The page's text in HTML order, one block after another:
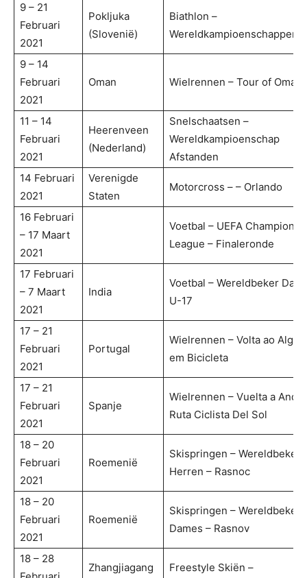
9 – 21
Februari
2021
Pokljuka
(Slovenië)
Biathlon –
Wereldkampioenschappen
9 – 14
Februari
2021
Oman Wielrennen – Tour of Oman
11 – 14
Februari
2021
Heerenveen
(Nederland)
Snelschaatsen –
Wereldkampioenschap
Afstanden
14 Februari
2021
Verenigde
Staten
Motorcross – – Orlando
16 Februari
– 17 Maart
2021
Voetbal – UEFA Champions
League – Finaleronde
17 Februari
– 7 Maart
2021
India
Voetbal – Wereldbeker
U-17
17 – 21
Februari
2021
Portugal
Wielrennen – Volta ao
em Bicicleta
17 – 21
Februari
2021
Spanje
Wielrennen – Vuelta a
Ruta Ciclista Del Sol
18 – 20
Februari
2021
Roemenië
Skispringen – Wereldbeker
Herren – Rasnoc
18 – 20
Februari
2021
Roemenië
Skispringen – Wereldbeker
Dames – Rasnov
18 – 28
Zhangjiagang Freestyle Skiën –